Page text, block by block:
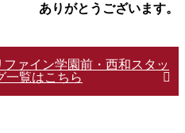
りがとうございます。
ァイン学園前・西和スタッ
一覧はこちら